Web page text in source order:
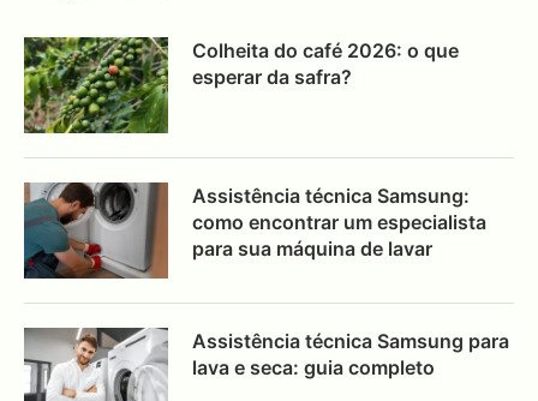
Colheita do café 2026: o que
esperar da safra?
Assistência técnica Samsung:
como encontrar um especialista
para sua máquina de lavar
Assistência técnica Samsung para
lava e seca: guia completo